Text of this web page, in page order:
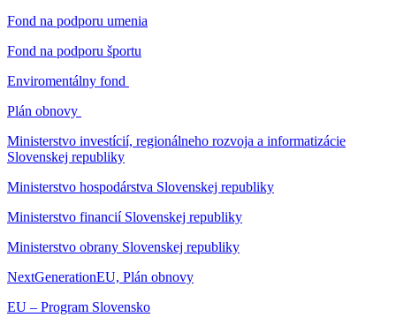
Fond na podporu umenia
Fond na podporu športu
Enviromentálny fond
Plán obnovy
Ministerstvo investícií, regionálneho rozvoja a informatizácie
Slovenskej republiky
Ministerstvo hospodárstva Slovenskej republiky
Ministerstvo financií Slovenskej republiky
Ministerstvo obrany Slovenskej republiky
NextGenerationEU, Plán obnovy
EU – Program Slovensko